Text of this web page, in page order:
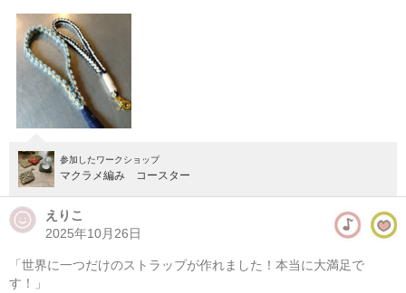
参加したワークショップ
マクラメ編み コースター
えりこ
2025年10月26日
​「世界に一つだけのストラップが作れました！本当に大満足で
す！」